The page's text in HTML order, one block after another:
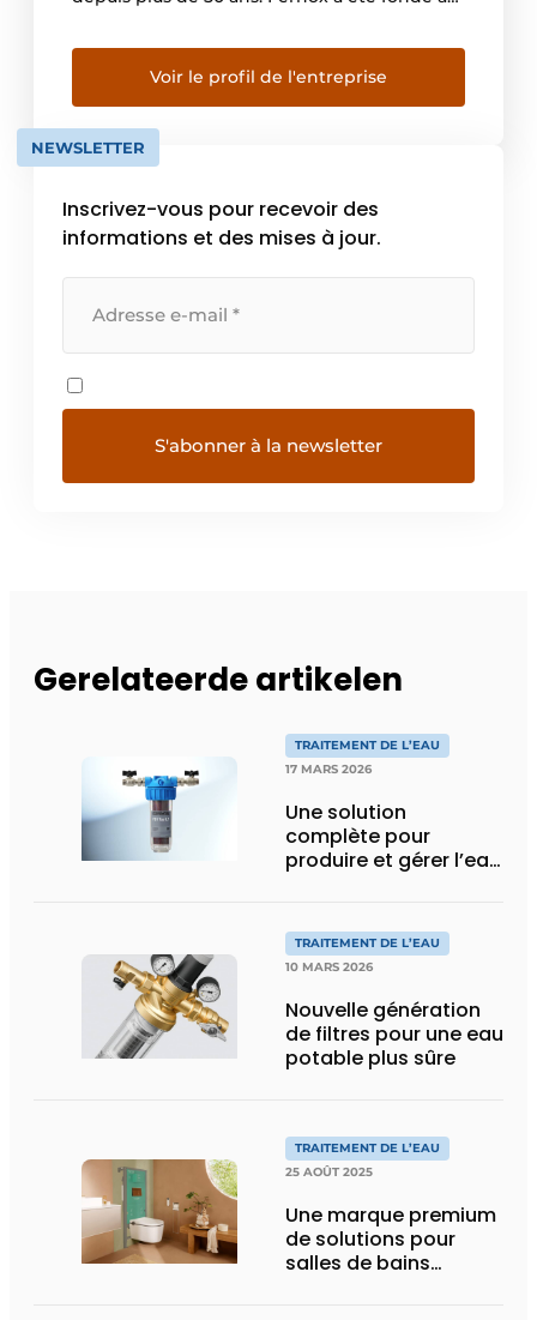
traitement de l’eau de chauffage central est
une obligation légale dans ce pays, nous
avons de nombreuses années d’expérience
dans […]
Voir le profil de l'entreprise
NEWSLETTER
Inscrivez-vous pour recevoir des
informations et des mises à jour.
Gerelateerde artikelen
TRAITEMENT DE L’EAU
17 MARS 2026
Une solution
complète pour
produire et gérer l’eau
TRAITEMENT DE L’EAU
10 MARS 2026
Nouvelle génération
de filtres pour une eau
potable plus sûre
TRAITEMENT DE L’EAU
25 AOÛT 2025
Une marque premium
de solutions pour
salles de bains